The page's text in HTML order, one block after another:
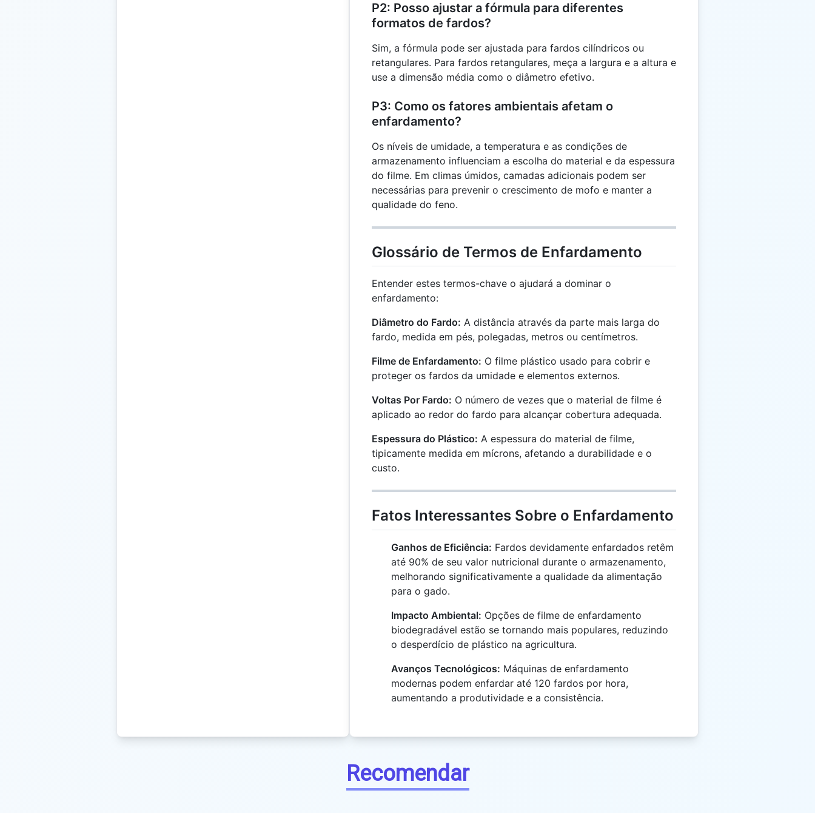
P2: Posso ajustar a fórmula para diferentes
formatos de fardos?
Sim, a fórmula pode ser ajustada para fardos cilíndricos ou
retangulares. Para fardos retangulares, meça a largura e a altura e
use a dimensão média como o diâmetro efetivo.
P3: Como os fatores ambientais afetam o
enfardamento?
Os níveis de umidade, a temperatura e as condições de
armazenamento influenciam a escolha do material e da espessura
do filme. Em climas úmidos, camadas adicionais podem ser
necessárias para prevenir o crescimento de mofo e manter a
qualidade do feno.
Glossário de Termos de Enfardamento
Entender estes termos-chave o ajudará a dominar o
enfardamento:
Diâmetro do Fardo: A distância através da parte mais larga do
fardo, medida em pés, polegadas, metros ou centímetros.
Filme de Enfardamento: O filme plástico usado para cobrir e
proteger os fardos da umidade e elementos externos.
Voltas Por Fardo: O número de vezes que o material de filme é
aplicado ao redor do fardo para alcançar cobertura adequada.
Espessura do Plástico: A espessura do material de filme,
tipicamente medida em mícrons, afetando a durabilidade e o
custo.
Fatos Interessantes Sobre o Enfardamento
Ganhos de Eficiência: Fardos devidamente enfardados retêm
até 90% de seu valor nutricional durante o armazenamento,
melhorando significativamente a qualidade da alimentação
para o gado.
Impacto Ambiental: Opções de filme de enfardamento
biodegradável estão se tornando mais populares, reduzindo
o desperdício de plástico na agricultura.
Avanços Tecnológicos: Máquinas de enfardamento
modernas podem enfardar até 120 fardos por hora,
aumentando a produtividade e a consistência.
Recomendar